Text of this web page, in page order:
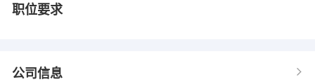
职位要求
公司信息